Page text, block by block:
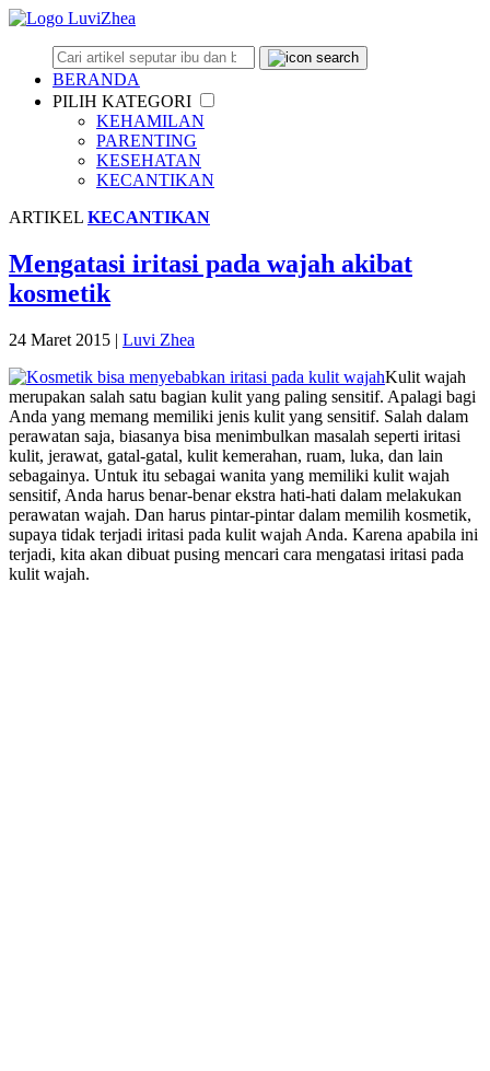
BERANDA
PILIH KATEGORI
KEHAMILAN
PARENTING
KESEHATAN
KECANTIKAN
ARTIKEL KECANTIKAN
Mengatasi iritasi pada wajah akibat
kosmetik
24 Maret 2015 | Luvi Zhea
Kulit wajah
merupakan salah satu bagian kulit yang paling sensitif. Apalagi bagi
Anda yang memang memiliki jenis kulit yang sensitif. Salah dalam
perawatan saja, biasanya bisa menimbulkan masalah seperti iritasi
kulit, jerawat, gatal-gatal, kulit kemerahan, ruam, luka, dan lain
sebagainya. Untuk itu sebagai wanita yang memiliki kulit wajah
sensitif, Anda harus benar-benar ekstra hati-hati dalam melakukan
perawatan wajah. Dan harus pintar-pintar dalam memilih kosmetik,
supaya tidak terjadi iritasi pada kulit wajah Anda. Karena apabila ini
terjadi, kita akan dibuat pusing mencari cara mengatasi iritasi pada
kulit wajah.